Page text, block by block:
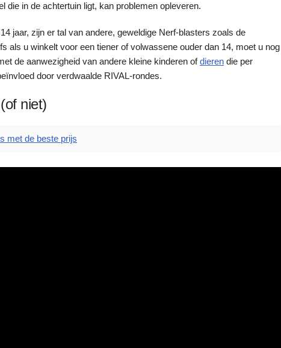
die in de achtertuin ligt, kan problemen opleveren.
jaar, zijn er tal van andere, geweldige Nerf-blasters zoals de
als u winkelt voor een tiener of volwassene ouder dan 14, moet u nog
de aanwezigheid van andere kleine kinderen ofdieren die per
door verdwaalde RIVAL-rondes.
niet)
met de beste prijs